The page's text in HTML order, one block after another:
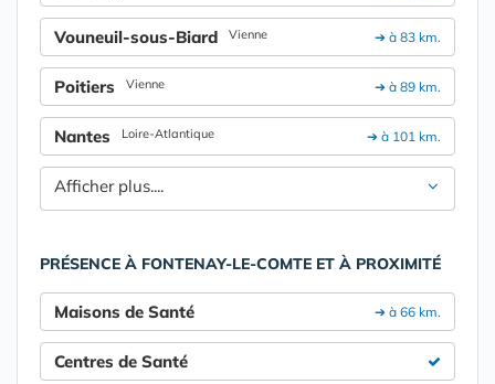
➔ à 83 km.
Vouneuil-sous-Biard Vienne
➔ à 89 km.
Poitiers Vienne
➔ à 101 km.
Nantes Loire-Atlantique
Afficher plus....
PRÉSENCE À FONTENAY-LE-COMTE ET À PROXIMITÉ
➔ à 66 km.
Maisons de Santé
Centres de Santé